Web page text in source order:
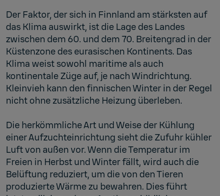
Der Faktor, der sich in Finnland am stärksten auf
das Klima auswirkt, ist die Lage des Landes
zwischen dem 60. und dem 70. Breitengrad in der
Küstenzone des eurasischen Kontinents. Das
Klima weist sowohl maritime als auch
kontinentale Züge auf, je nach Windrichtung.
Kleinvieh kann den finnischen Winter in der Regel
nicht ohne zusätzliche Heizung überleben.
Die herkömmliche Art und Weise der Kühlung
einer Aufzuchteinrichtung sieht die Zufuhr kühler
Luft von außen vor. Wenn die Temperatur im
Freien in Herbst und Winter fällt, wird auch die
Belüftung reduziert, um die von den Tieren
produzierte Wärme zu bewahren. Dies führt